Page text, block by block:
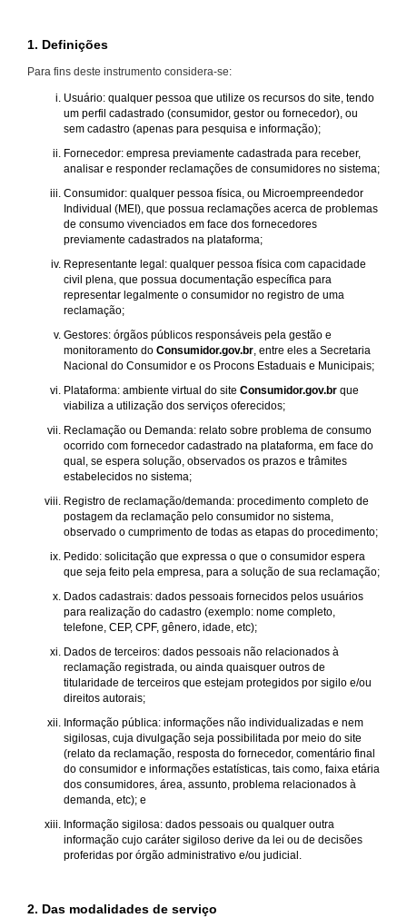
1. Definições
Para fins deste instrumento considera-se:
Usuário: qualquer pessoa que utilize os recursos do site, tendo
um perfil cadastrado (consumidor, gestor ou fornecedor), ou
sem cadastro (apenas para pesquisa e informação);
Fornecedor: empresa previamente cadastrada para receber,
analisar e responder reclamações de consumidores no sistema;
Consumidor: qualquer pessoa física, ou Microempreendedor
Individual (MEI), que possua reclamações acerca de problemas
de consumo vivenciados em face dos fornecedores
previamente cadastrados na plataforma;
Representante legal: qualquer pessoa física com capacidade
civil plena, que possua documentação específica para
representar legalmente o consumidor no registro de uma
reclamação;
Gestores: órgãos públicos responsáveis pela gestão e
monitoramento do Consumidor.gov.br, entre eles a Secretaria
Nacional do Consumidor e os Procons Estaduais e Municipais;
Plataforma: ambiente virtual do site Consumidor.gov.br que
viabiliza a utilização dos serviços oferecidos;
Reclamação ou Demanda: relato sobre problema de consumo
ocorrido com fornecedor cadastrado na plataforma, em face do
qual, se espera solução, observados os prazos e trâmites
estabelecidos no sistema;
Registro de reclamação/demanda: procedimento completo de
postagem da reclamação pelo consumidor no sistema,
observado o cumprimento de todas as etapas do procedimento;
Pedido: solicitação que expressa o que o consumidor espera
que seja feito pela empresa, para a solução de sua reclamação;
Dados cadastrais: dados pessoais fornecidos pelos usuários
para realização do cadastro (exemplo: nome completo,
telefone, CEP, CPF, gênero, idade, etc);
Dados de terceiros: dados pessoais não relacionados à
reclamação registrada, ou ainda quaisquer outros de
titularidade de terceiros que estejam protegidos por sigilo e/ou
direitos autorais;
Informação pública: informações não individualizadas e nem
sigilosas, cuja divulgação seja possibilitada por meio do site
(relato da reclamação, resposta do fornecedor, comentário final
do consumidor e informações estatísticas, tais como, faixa etária
dos consumidores, área, assunto, problema relacionados à
demanda, etc); e
Informação sigilosa: dados pessoais ou qualquer outra
informação cujo caráter sigiloso derive da lei ou de decisões
proferidas por órgão administrativo e/ou judicial.
2. Das modalidades de serviço